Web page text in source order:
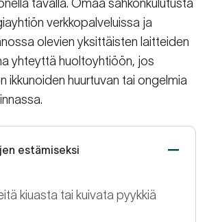
tavalla. Omaa sähkönkulutusta
verkkopalveluissa ja
olevien yksittäisten laitteiden
yhteyttä huoltoyhtiöön, jos
ikkunoiden huurtuvan tai ongelmia
estämiseksi
kiuasta tai kuivata pyykkiä